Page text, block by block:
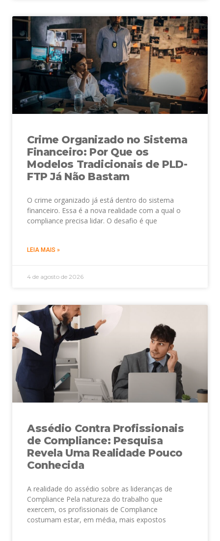
Crime Organizado no Sistema
Financeiro: Por Que os
Modelos Tradicionais de PLD-
FTP Já Não Bastam
O crime organizado já está dentro do sistema
financeiro. Essa é a nova realidade com a qual o
compliance precisa lidar. O desafio é que
LEIA MAIS »
4 de agosto de 2026
Assédio Contra Profissionais
de Compliance: Pesquisa
Revela Uma Realidade Pouco
Conhecida
A realidade do assédio sobre as lideranças de
Compliance Pela natureza do trabalho que
exercem, os profissionais de Compliance
costumam estar, em média, mais expostos